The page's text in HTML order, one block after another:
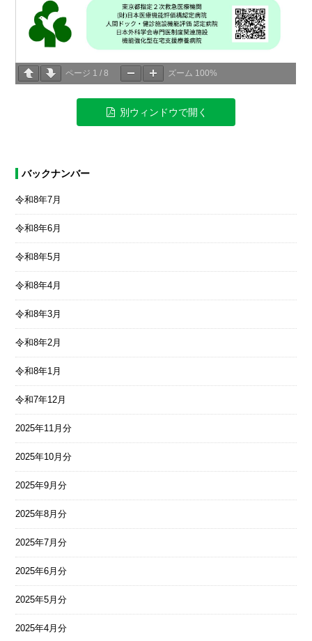
ページ 1 /8 ズーム 100%
別ウィンドウで開く
バックナンバー
令和8年7月
令和8年6月
令和8年5月
令和8年4月
令和8年3月
令和8年2月
令和8年1月
令和7年12月
2025年11月分
2025年10月分
2025年9月分
2025年8月分
2025年7月分
2025年6月分
2025年5月分
2025年4月分